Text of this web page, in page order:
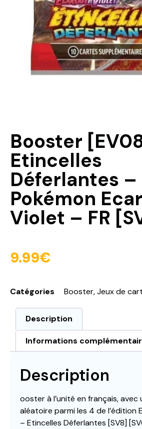
Booster
Etincelles
Déferlantes –
Pokémon
Violet – FR
9.99€
Catégories Booster,Jeux de
Description
Informations
Description
ooster à l’unité en français, avec
aléatoire parmi les 4 de l’édition
– Etincelles Déferlantes [SV8]